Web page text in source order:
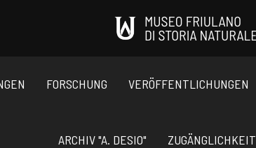
FORSCHUNG VERÖFFENTLICHUNGEN
ARCHIV "A. DESIO" ZUGÄNGLICHKEIT